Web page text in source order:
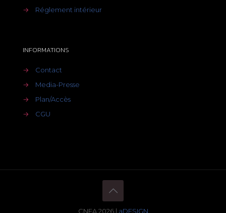
→
Réglement intérieur
INFORMATIONS
→
Contact
→
Media-Presse
→
Plan/Accès
→
CGU
CNEA 2026 | aDESIGN